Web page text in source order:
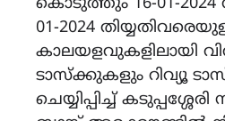
01-2024
കാലയളവുകളിലായി
ടാസ്ക്കുകളും റിവ്യൂ
ചെയ്യിപ്പിച്ച്